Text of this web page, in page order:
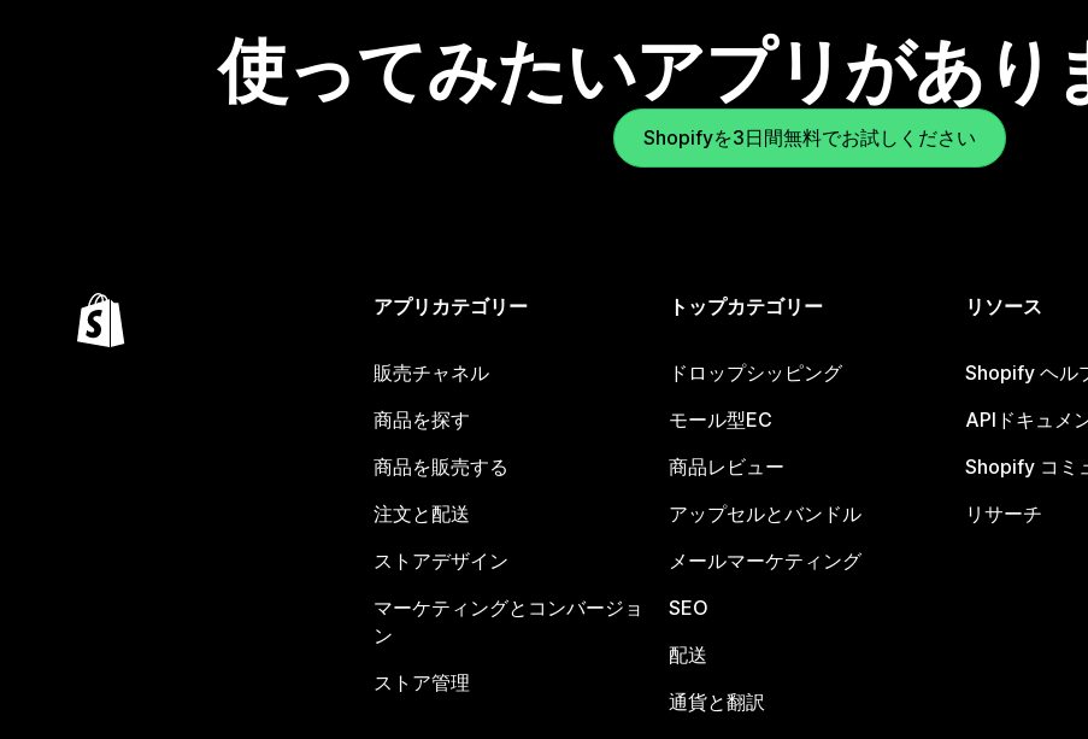
使ってみたいアプリがあり
Shopifyを3日間無料でお試しください
アプリカテゴリー
販売チャネル
商品を探す
商品を販売する
注文と配送
ストアデザイン
マーケティングとコンバージョ
ン
ストア管理
トップカテゴリー
ドロップシッピング
モール型EC
商品レビュー
アップセルとバンドル
メールマーケティング
SEO
配送
通貨と翻訳
リソース
Shopify ヘル
APIドキュメ
Shopify コミ
リサーチ